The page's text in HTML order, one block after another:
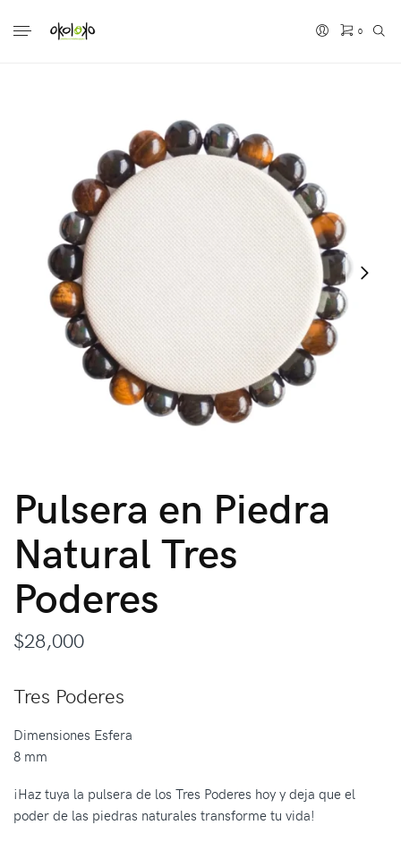
0
Pulsera en Piedra
Natural Tres
Poderes
$28,000
Tres Poderes
Dimensiones Esfera
8 mm
¡Haz tuya la pulsera de los Tres Poderes hoy y deja que el
poder de las piedras naturales transforme tu vida!